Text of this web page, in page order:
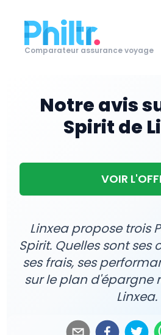
Comparateur assurance voyage
Notre avis
Spirit de
VOIR
Linxea propose trois
Spirit. Quelles sont ses
ses frais, ses
sur le plan d'épargne
Linxea.